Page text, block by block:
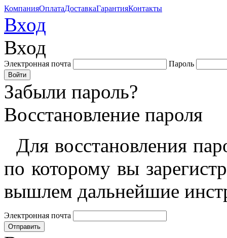
КомпанияОплатаДоставкаГарантияКонтакты
Вход
Вход
Электронная почта Пароль
Забыли пароль?
Восстановление пароля
Для восстановления
по которому вы
вышлем дальнейшие
Электронная почта